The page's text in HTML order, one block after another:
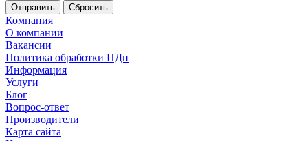
Сбросить
Компания
О компании
Вакансии
Политика обработки ПДн
Информация
Услуги
Блог
Вопрос-ответ
Производители
Карта сайта